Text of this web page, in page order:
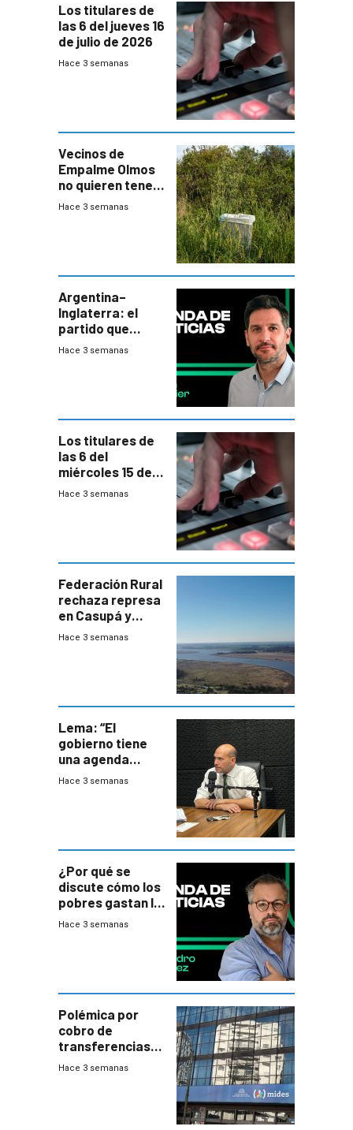
Los titulares de
las 6 del jueves 16
de julio de 2026
Hace 3 semanas
Vecinos de
Empalme Olmos
no quieren tener
cerca una planta
departamental
Hace 3 semanas
Argentina–
Inglaterra: el
partido que
nunca termina
Hace 3 semanas
Los titulares de
las 6 del
miércoles 15 de
julio de 2026
Hace 3 semanas
Federación Rural
rechaza represa
en Casupá y
firma demanda
Hace 3 semanas
Lema: “El
gobierno tiene
una agenda
destructiva”
Hace 3 semanas
¿Por qué se
discute cómo los
pobres gastan la
plata?
Hace 3 semanas
Polémica por
cobro de
transferencias
del Mides en
Hace 3 semanas